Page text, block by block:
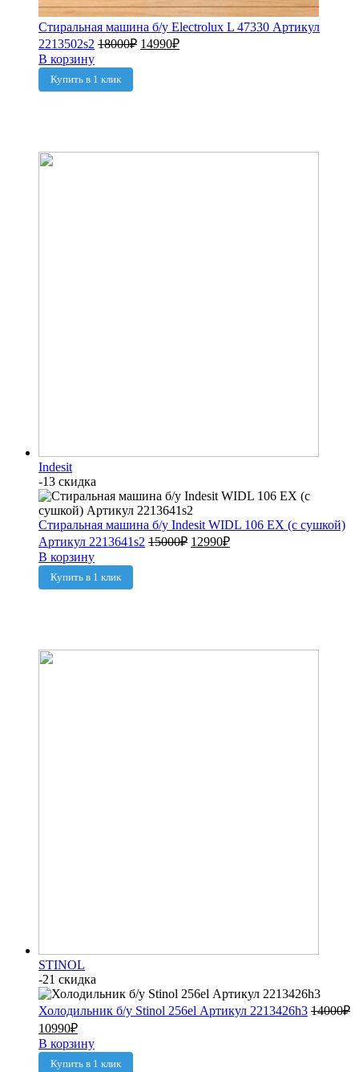
Стиральная машина б/у Electrolux L 47330 Артикул
2213502s2 18000₽ 14990₽
В корзину
Купить в 1 клик
Indesit
-13 скидка
Стиральная машина б/у Indesit WIDL 106 EX (с сушкой)
Артикул 2213641s2 15000₽ 12990₽
В корзину
Купить в 1 клик
STINOL
-21 скидка
Холодильник б/у Stinol 256el Артикул 2213426h3 14000₽
10990₽
В корзину
Купить в 1 клик